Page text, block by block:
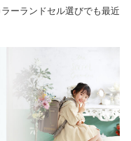
ーランドセル選びでも最近